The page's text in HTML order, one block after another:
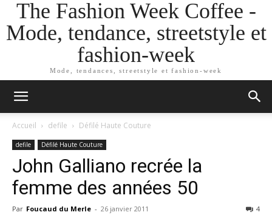
The Fashion Week Coffee -
Mode, tendance, streetstyle et
fashion-week
Mode, tendances, streetstyle et fashion-week
Accueil defile Défilé Haute Couture
defile Défilé Haute Couture
John Galliano recrée la
femme des années 50
Par Foucaud du Merle - 26 janvier 2011 4